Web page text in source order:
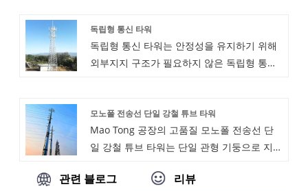
도, 철강, 선박, 군대, 항공, 화학 산업 등 모든
종류의 내부 및 외부 작업장에 적합합니다.
지진 힘을 견딜 수 있습니다. 도시 랜드 마크,
관찰 데크, 커뮤니케이션 기지국 및 전력 전송
라인과 같은 장면에서는 지원됩니다.
독립형 통신 타워
독립형 통신 타워는 안정성을 유지하기 위해
외부지지 구조가 필요하지 않은 독립형 통신
모노폴 전송선 단일 강철 튜브 타워
Mao Tong 공장의 고품질 모노폴 전송선 단
일 강철 튜브 타워는 단일 관형 기둥으로 지지
됩니다. 전통적인 송전탑의 격자 구조와 달리
관련 블로그 리뷰